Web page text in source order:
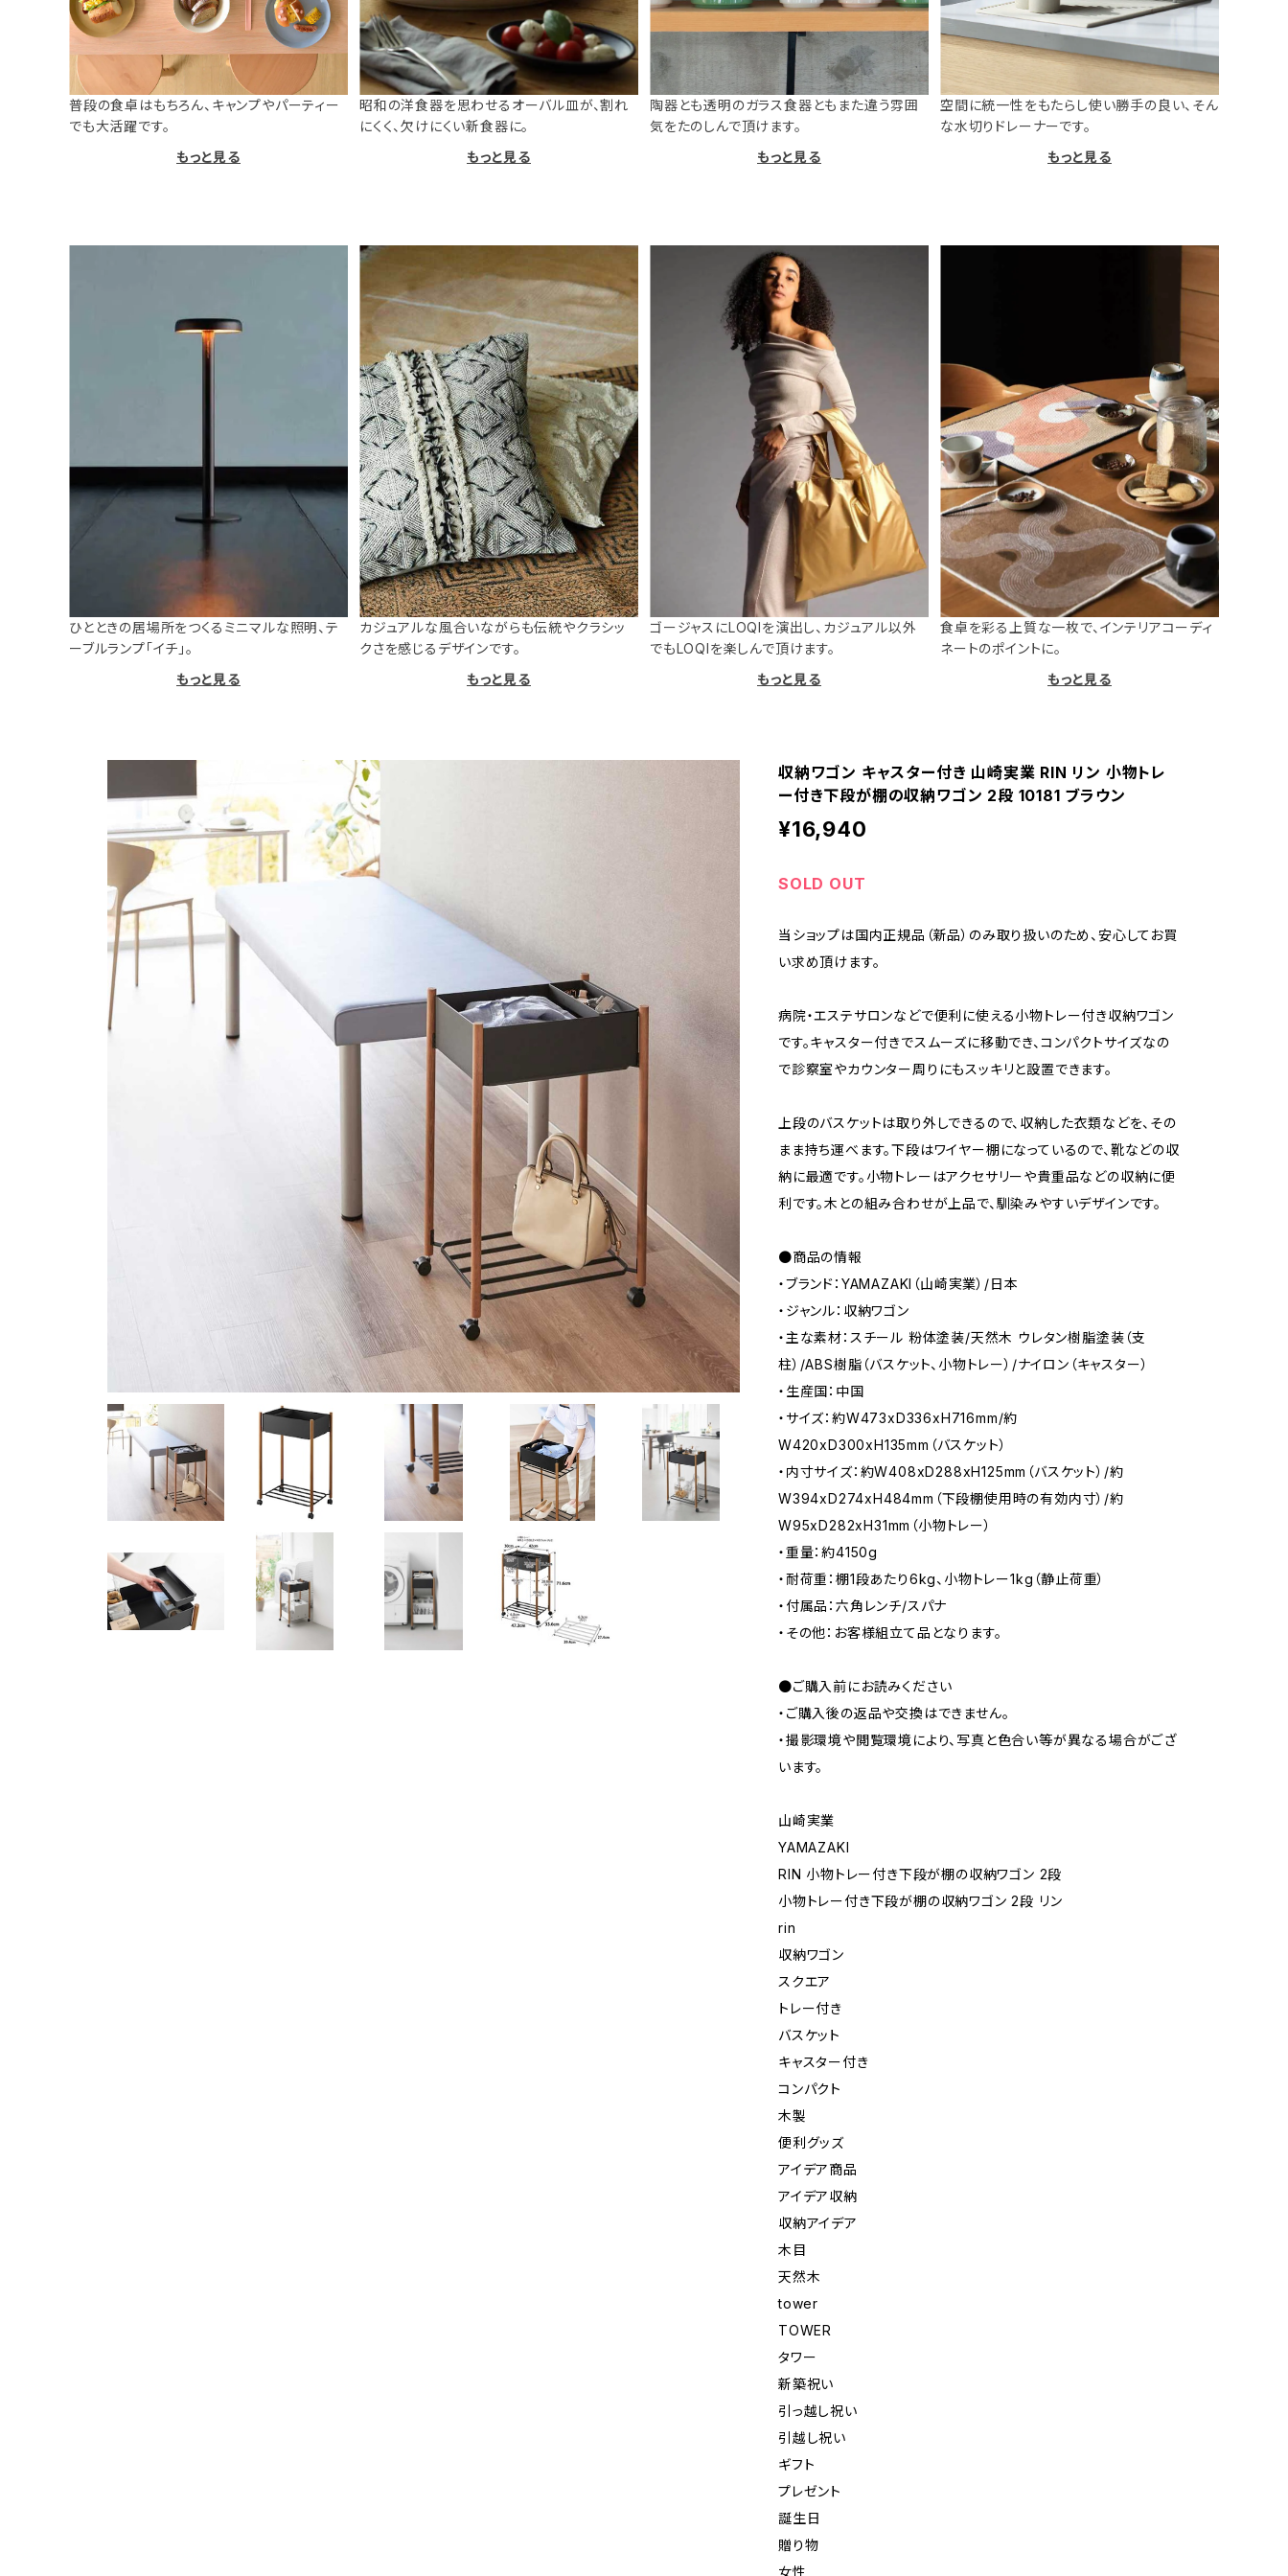
普段の食卓はもちろん、キャンプやパーティー
でも大活躍です。
もっと見る
昭和の洋食器を思わせるオーバル皿が、割れ
にくく、欠けにくい新食器に。
もっと見る
陶器とも透明のガラス食器ともまた違う雰囲
気をたのしんで頂けます。
もっと見る
空間に統一性をもたらし使い勝手の良い、そん
な水切りドレーナーです。
もっと見る
ひとときの居場所をつくるミニマルな照明、テ
ーブルランプ「イチ」。
もっと見る
カジュアルな風合いながらも伝統やクラシッ
クさを感じるデザインです。
もっと見る
ゴージャスにLOQIを演出し、カジュアル以外
でもLOQIを楽しんで頂けます。
もっと見る
食卓を彩る上質な一枚で、インテリアコーディ
ネートのポイントに。
もっと見る
収納ワゴン キャスター付き 山崎実業 RIN リン 小物トレ
ー付き下段が棚の収納ワゴン 2段 10181 ブラウン
¥16,940
SOLD OUT
当ショップは国内正規品（新品）のみ取り扱いのため、安心してお買
い求め頂けます。
病院・エステサロンなどで便利に使える小物トレー付き収納ワゴン
です。キャスター付きでスムーズに移動でき、コンパクトサイズなの
で診察室やカウンター周りにもスッキリと設置できます。
上段のバスケットは取り外しできるので、収納した衣類などを、その
まま持ち運べます。下段はワイヤー棚になっているので、靴などの収
納に最適です。小物トレーはアクセサリーや貴重品などの収納に便
利です。木との組み合わせが上品で、馴染みやすいデザインです。
●商品の情報
・ブランド：YAMAZAKI（山崎実業）/日本
・ジャンル：収納ワゴン
・主な素材：スチール 粉体塗装/天然木 ウレタン樹脂塗装（支
柱）/ABS樹脂（バスケット、小物トレー）/ナイロン（キャスター）
・生産国：中国
・サイズ：約W473xD336xH716mm/約
W420xD300xH135mm（バスケット）
・内寸サイズ：約W408xD288xH125mm（バスケット）/約
W394xD274xH484mm（下段棚使用時の有効内寸）/約
W95xD282xH31mm（小物トレー）
・重量：約4150g
・耐荷重：棚1段あたり6kg、小物トレー1kg（静止荷重）
・付属品：六角レンチ/スパナ
・その他：お客様組立て品となります。
●ご購入前にお読みください
・ご購入後の返品や交換はできません。
・撮影環境や閲覧環境により、写真と色合い等が異なる場合がござ
います。
山崎実業
YAMAZAKI
RIN 小物トレー付き下段が棚の収納ワゴン 2段
小物トレー付き下段が棚の収納ワゴン 2段 リン
rin
収納ワゴン
スクエア
トレー付き
バスケット
キャスター付き
コンパクト
木製
便利グッズ
アイデア商品
アイデア収納
収納アイデア
木目
天然木
tower
TOWER
タワー
新築祝い
引っ越し祝い
引越し祝い
ギフト
プレゼント
誕生日
贈り物
女性